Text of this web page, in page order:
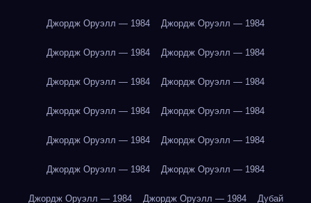
Джордж Оруэлл — 1984 Джордж Оруэлл — 1984
Джордж Оруэлл — 1984 Джордж Оруэлл — 1984
Джордж Оруэлл — 1984 Джордж Оруэлл — 1984
Джордж Оруэлл — 1984 Джордж Оруэлл — 1984
Джордж Оруэлл — 1984 Джордж Оруэлл — 1984
Джордж Оруэлл — 1984 Джордж Оруэлл — 1984
Джордж Оруэлл — 1984 Джордж Оруэлл — 1984 Дубай